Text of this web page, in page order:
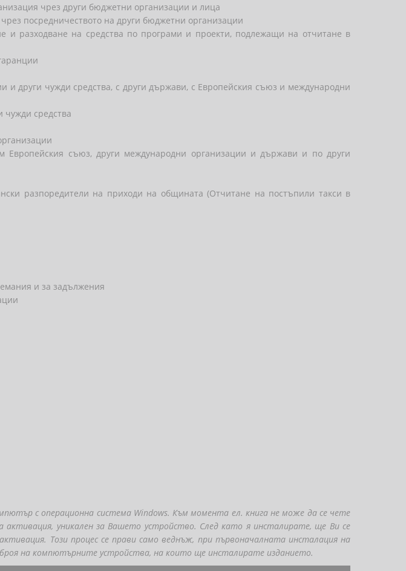
чрез други бюджетни организации и лица
посредничеството на други бюджетни организации
и разходване на средства по програми и проекти, подлежащи на отчитане в
и други чужди средства, с други държави, с Европейския съюз и международни
чужди средства
съюз, други международни организации и държави и по други
разпоредители на приходи на общината (Отчитане на постъпили такси в
и за задължения
с операционна система Windows. Към момента ел. книга не може да се чете
уникален за Вашето устройство. След като я инсталирате, ще Ви се
Този процес се прави само веднъж, при първоначалната инсталация на
на компютърните устройства, на които ще инсталирате изданието.